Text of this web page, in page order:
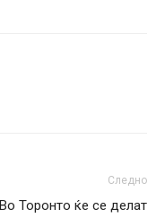
Следно
Во Торонто ќе се делат